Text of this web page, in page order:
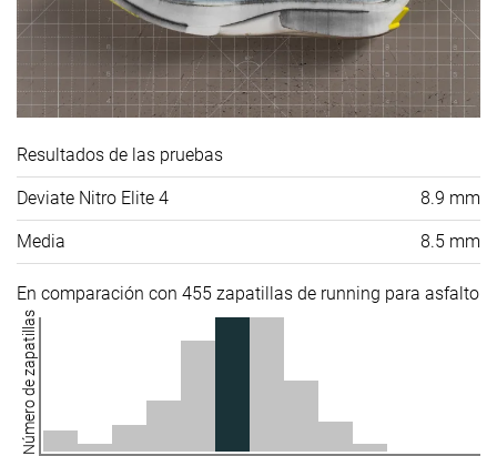
Resultados de las pruebas
Deviate Nitro Elite 4 8.9 mm
Media 8.5 mm
En comparación con 455 zapatillas de running para asfalto
Número de zapatillas